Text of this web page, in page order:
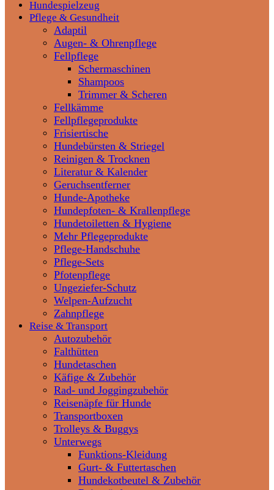
Hundespielzeug
Pflege & Gesundheit
Adaptil
Augen- & Ohrenpflege
Fellpflege
Schermaschinen
Shampoos
Trimmer & Scheren
Fellkämme
Fellpflegeprodukte
Frisiertische
Hundebürsten & Striegel
Reinigen & Trocknen
Literatur & Kalender
Geruchsentferner
Hunde-Apotheke
Hundepfoten- & Krallenpflege
Hundetoiletten & Hygiene
Mehr Pflegeprodukte
Pflege-Handschuhe
Pflege-Sets
Pfotenpflege
Ungeziefer-Schutz
Welpen-Aufzucht
Zahnpflege
Reise & Transport
Autozubehör
Falthütten
Hundetaschen
Käfige & Zubehör
Rad- und Joggingzubehör
Reisenäpfe für Hunde
Transportboxen
Trolleys & Buggys
Unterwegs
Funktions-Kleidung
Gurt- & Futtertaschen
Hundekotbeutel & Zubehör